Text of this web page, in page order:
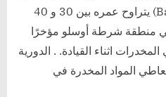
آسكر(Asker) وباروم (Bærum) يتراوح عمره بين 30 و 40
منطقة شرطة أوسلو مؤخرًا
اثناء القيادة. . الدورية
المواد المخدرة في